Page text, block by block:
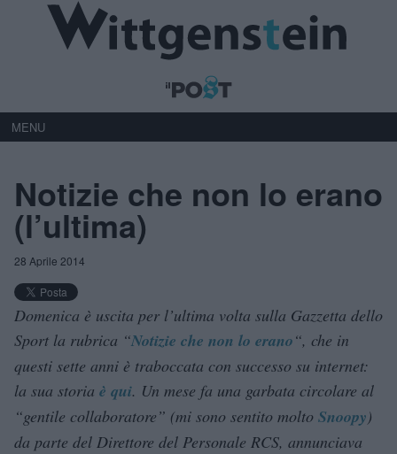
MENU
Notizie che non lo erano
(l’ultima)
28 Aprile 2014
Domenica è uscita per l’ultima volta sulla Gazzetta dello
Sport la rubrica “Notizie che non lo erano“, che in
questi sette anni è traboccata con successo su internet:
la sua storia è qui. Un mese fa una garbata circolare al
“gentile collaboratore” (mi sono sentito molto Snoopy)
da parte del Direttore del Personale RCS, annunciava